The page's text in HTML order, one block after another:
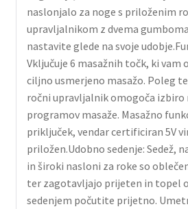
naslonjalo za noge s priloženim
upravljalnikom z dvema
nastavite glede na svoje
Vključuje 6 masažnih točk, ki vam
ciljno usmerjeno masažo. Poleg
ročni upravljalnik omogoča izbiro
programov masaže. Masažno
priključek, vendar certificiran 5V
priložen.Udobno sedenje: Sedež,
in široki nasloni za roke so
ter zagotavljajo prijeten in topel
sedenjem počutite prijetno.